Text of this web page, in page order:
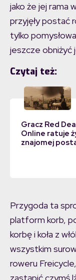
jako że jej rama
przyjęły postać
tylko
jeszcze obniżyć
Czytaj też:
Gracz Red
Online ratuje
znajomej
Przygoda ta
platform korb,
korbę i koła z
wszystkim
roweru